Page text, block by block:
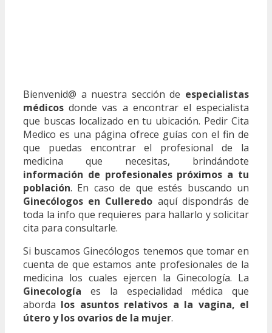
Bienvenid@ a nuestra sección de especialistas
médicos donde vas a encontrar el especialista
que buscas localizado en tu ubicación. Pedir Cita
Medico es una página ofrece guías con el fin de
que puedas encontrar el profesional de la
medicina que necesitas, brindándote
información de profesionales próximos a tu
población. En caso de que estés buscando un
Ginecólogos en Culleredo aquí dispondrás de
toda la info que requieres para hallarlo y solicitar
cita para consultarle.
Si buscamos Ginecólogos tenemos que tomar en
cuenta de que estamos ante profesionales de la
medicina los cuales ejercen la Ginecología. La
Ginecología es la especialidad médica que
aborda los asuntos relativos a la vagina, el
útero y los ovarios de la mujer.